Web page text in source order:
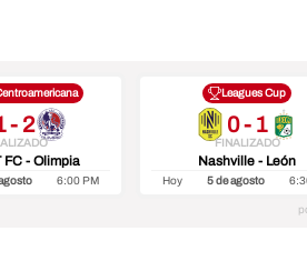
- 2
FC - Olimpia
6:00 PM
Leagues Cup
0 - 1
FINALIZADO
Nashville - León
Hoy 5 de agosto